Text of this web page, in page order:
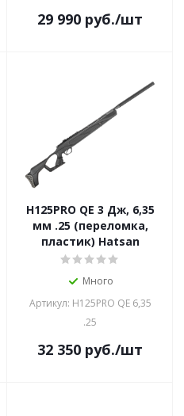
29 990 руб./шт
H125PRO QE 3 Дж, 6,35
мм .25 (переломка,
пластик) Hatsan
Много
Артикул: H125PRO QE 6,35
.25
32 350 руб./шт